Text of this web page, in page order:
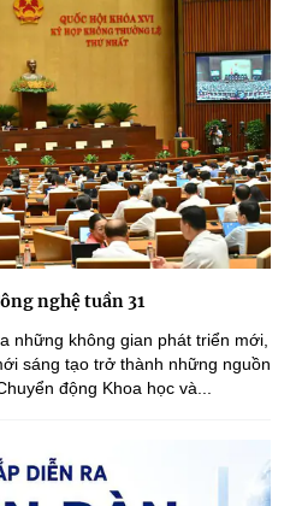
nghệ tuần 31
những không gian phát triển mới,
sáng tạo trở thành những nguồn
động Khoa học và...